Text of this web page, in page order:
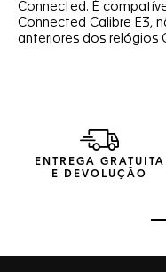
Connected. É
Connected Calibre E3,
anteriores dos relógios
ENTREGA GRATUITA
E DEVOLUÇÃO